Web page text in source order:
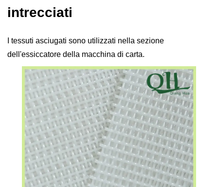
intrecciati
I tessuti asciugati sono utilizzati nella sezione
dell'essiccatore della macchina di carta.